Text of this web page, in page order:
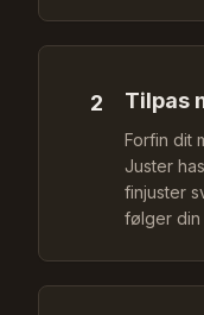
2 Tilpas
Forfin dit
Juster
finjuster
følger din